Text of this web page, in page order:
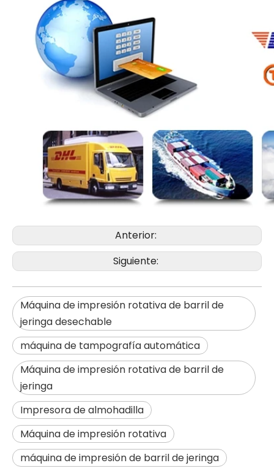
Anterior:
Siguiente:
Máquina de impresión rotativa de barril de
jeringa desechable
máquina de tampografía automática
Máquina de impresión rotativa de barril de
jeringa
Impresora de almohadilla
Máquina de impresión rotativa
máquina de impresión de barril de jeringa